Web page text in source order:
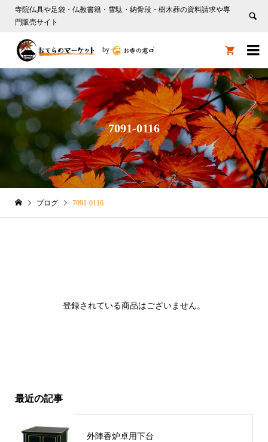
寺院仏具や足袋・仏教書籍・雪駄・納骨段・樹木葬の資料請求や専
門販売サイト

by 
7091-0116
ブログ 7091-0116
登録されている商品はございません。
最近の記事
外陣香炉卓用下台